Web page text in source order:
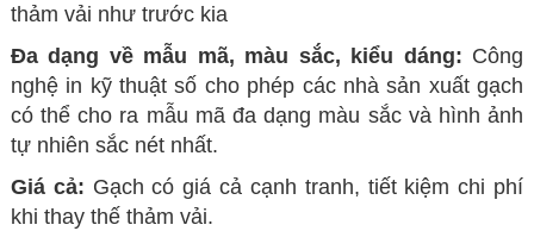
thảm vải như trước kia
Đa dạng về mẫu mã, màu sắc, kiểu dáng: Công
nghệ in kỹ thuật số cho phép các nhà sản xuất gạch
có thể cho ra mẫu mã đa dạng màu sắc và hình ảnh
tự nhiên sắc nét nhất.
Giá cả: Gạch có giá cả cạnh tranh, tiết kiệm chi phí
khi thay thế thảm vải.